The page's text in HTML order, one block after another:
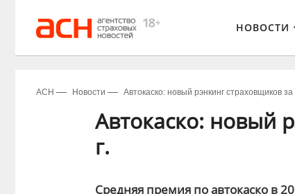
НОВОСТИ
АСН Новости Автокаско: новый рэнкинг страховщиков за
Автокаско: новый
г.
Средняя премия по автокаско в